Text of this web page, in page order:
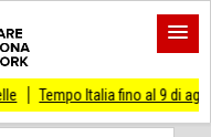
fino al 9 di agosto (Mi)